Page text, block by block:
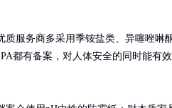
服务商多采用季铵盐类、异噻唑啉
都有备案，对人体安全的同时能有